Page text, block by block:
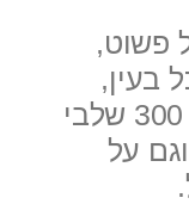
פשוט,
בעין,
ואח"כ בפה, ומיד בלב, בלי 300 שלבי
על